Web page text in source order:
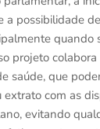
a possibilidade
quando
projeto
saúde, que
extrato com as
evitando